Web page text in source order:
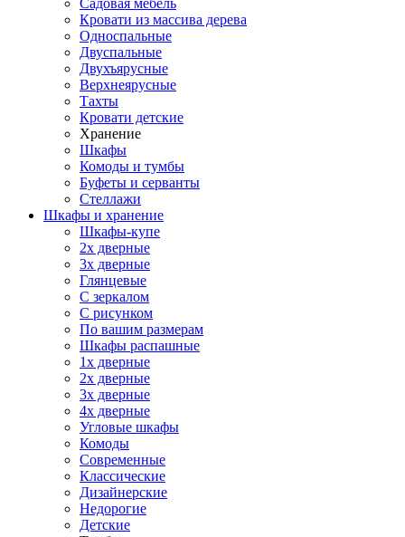
Садовая мебель
Кровати из массива дерева
Односпальные
Двуспальные
Двухъярусные
Верхнеярусные
Тахты
Кровати детские
Хранение
Шкафы
Комоды и тумбы
Буфеты и серванты
Стеллажи
Шкафы и хранение
Шкафы-купе
2х дверные
3х дверные
Глянцевые
С зеркалом
С рисунком
По вашим размерам
Шкафы распашные
1х дверные
2х дверные
3х дверные
4х дверные
Угловые шкафы
Комоды
Современные
Классические
Дизайнерские
Недорогие
Детские